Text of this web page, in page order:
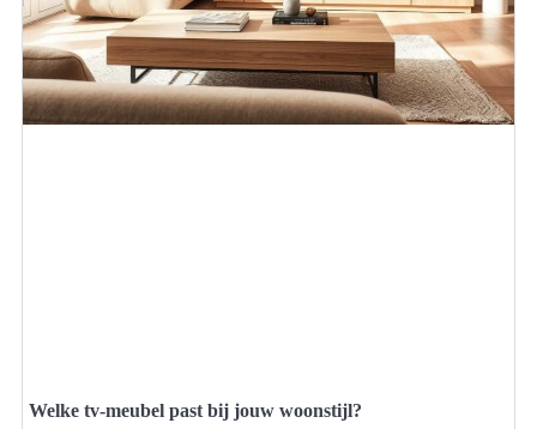
Welke tv-meubel past bij jouw woonstijl?